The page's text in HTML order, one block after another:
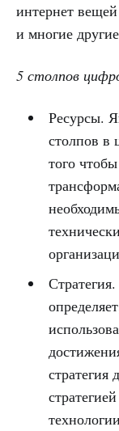
интернет
и многие
5 столпов
Ресурсы.
столпов в
того
стратегия